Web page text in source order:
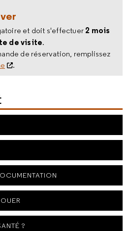
et doit s'effectuer 2 mois
de visite.
de réservation, remplissez
.
?